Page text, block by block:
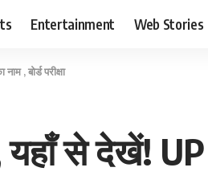
Entertainment Web Stories
, बोर्ड परीक्षा
से देखें!